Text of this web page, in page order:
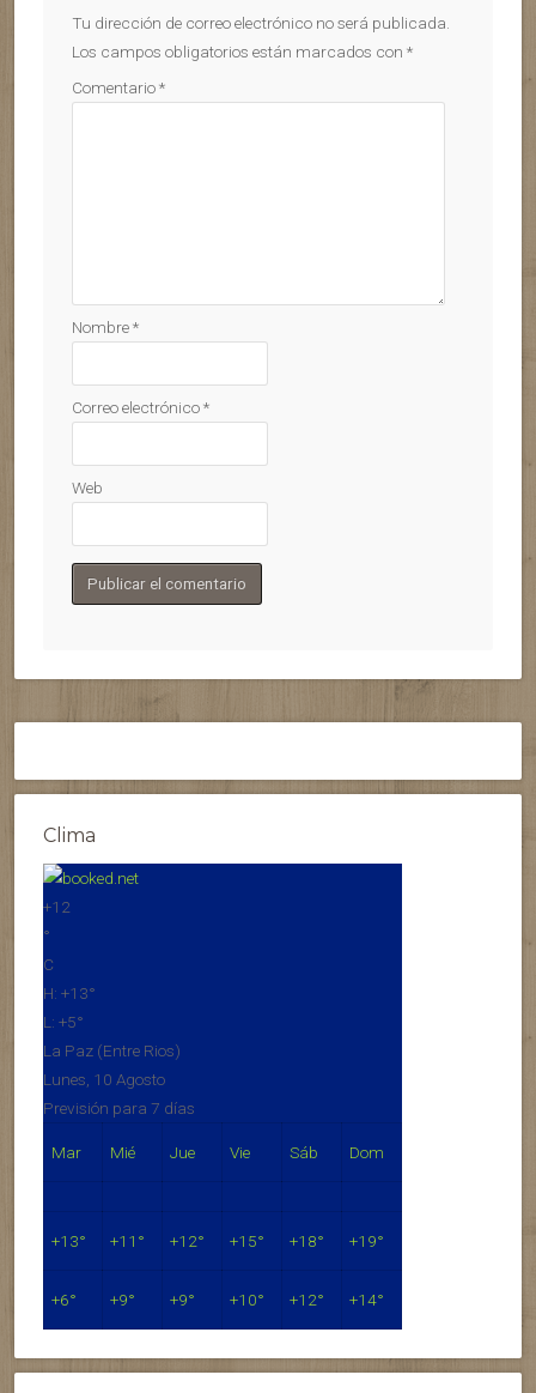
Tu dirección de correo electrónico no será publicada.
Los campos obligatorios están marcados con *
Comentario*
Nombre*
Correo electrónico*
Web
Clima
+12
°
C
H: +13°
L: +5°
La Paz (Entre Rios)
Lunes, 10 Agosto
Previsión para 7 días
Mar Mié Jue Vie Sáb Dom
+13° +11° +12° +15° +18° +19°
+6° +9° +9° +10° +12° +14°